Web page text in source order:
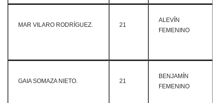
MAR VILARO RODRÍGUEZ. 21
ALEVÍN
FEMENINO
GAIA SOMAZA NIETO. 21
BENJAMÍN
FEMENINO